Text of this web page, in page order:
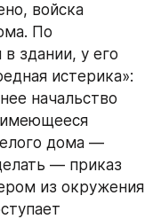
войска
По
здании, у его
истерика»:
начальство
имеющееся
дома —
— приказ
из окружения